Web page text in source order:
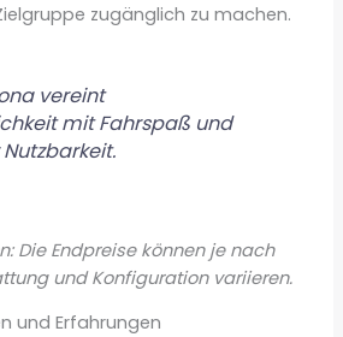
zugänglich zu machen.
vereint
mit Fahrspaß und
Die Endpreise können je nach
und Konfiguration variieren.
und Erfahrungen